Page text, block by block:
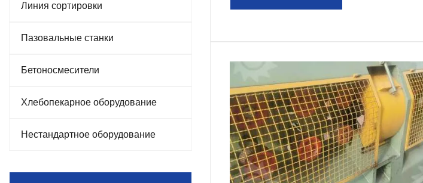
Линия сортировки
Пазовальные станки
Бетоносмесители
Хлебопекарное оборудование
Нестандартное оборудование